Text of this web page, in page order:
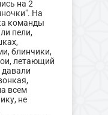
на 2
На
команды
пели,
блинчики,
летающий
давали
всем
не